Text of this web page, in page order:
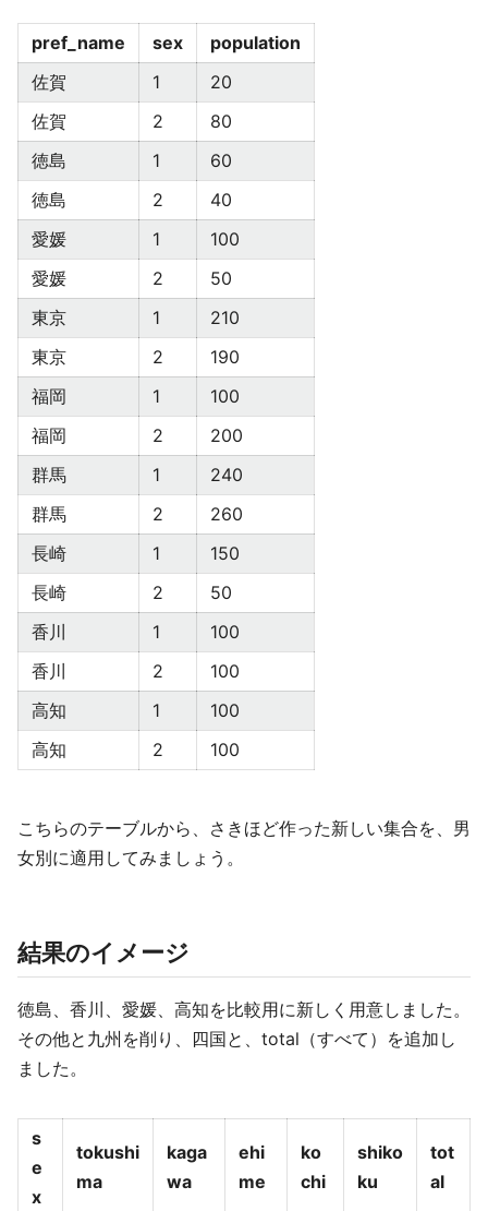
pref_name sex
population
佐賀
1
20
佐賀
2
80
徳島
1
60
徳島
2
40
愛媛
1
100
愛媛
2
50
東京
1
210
東京
2
190
福岡
1
100
福岡
2
200
群馬
1
240
群馬
2
260
長崎
1
150
長崎
2
50
香川
1
100
香川
2
100
高知
1
100
高知
2 100
こちらのテーブルから、さきほど作った新しい集合を、男
女別に適用してみましょう。
結果のイメージ
徳島、香川、愛媛、高知を比較用に新しく用意しました。
その他と九州を削り、四国と、total（すべて）を追加し
ました。
s
e
x
tokushi
ma
kaga
wa
ehi
me
ko
chi
shiko
ku
tot
al